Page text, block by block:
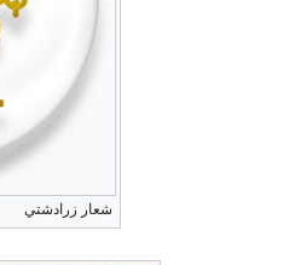
شعار زرادشتي